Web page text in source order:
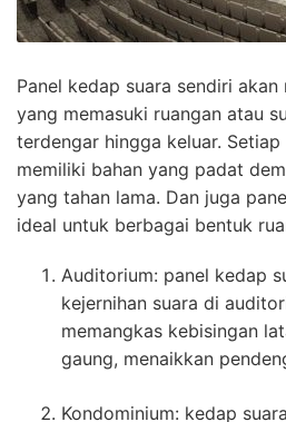
Panel kedap suara sendiri akan
yang memasuki ruangan atau
terdengar hingga keluar.
memiliki bahan yang padat
yang tahan lama. Dan juga
ideal untuk berbagai bentuk
Auditorium: panel kedap
kejernihan suara di
memangkas kebisingan
gaung, menaikkan
Kondominium: kedap